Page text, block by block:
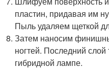
пластин, придавая им
Пыль удаляем щеткой
Затем наносим
ногтей. Последний
гибридной лампе.